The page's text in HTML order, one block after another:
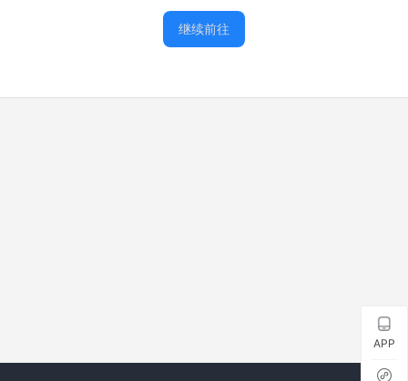
继续前往
APP